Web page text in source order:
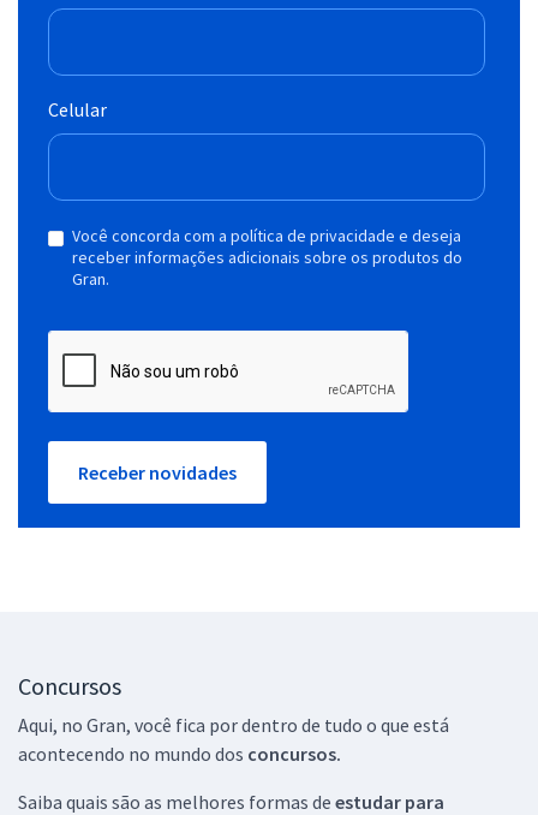
Celular
Você concorda com a política de privacidade e deseja
receber informações adicionais sobre os produtos do
Gran.
Receber novidades
Concursos
Aqui, no Gran, você fica por dentro de tudo o que está
acontecendo no mundo dos concursos.
Saiba quais são as melhores formas de estudar para